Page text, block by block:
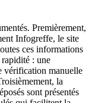
Premièrement,
Infogreffe, le site
ces informations
: une
vérification manuelle
la
sont présentés